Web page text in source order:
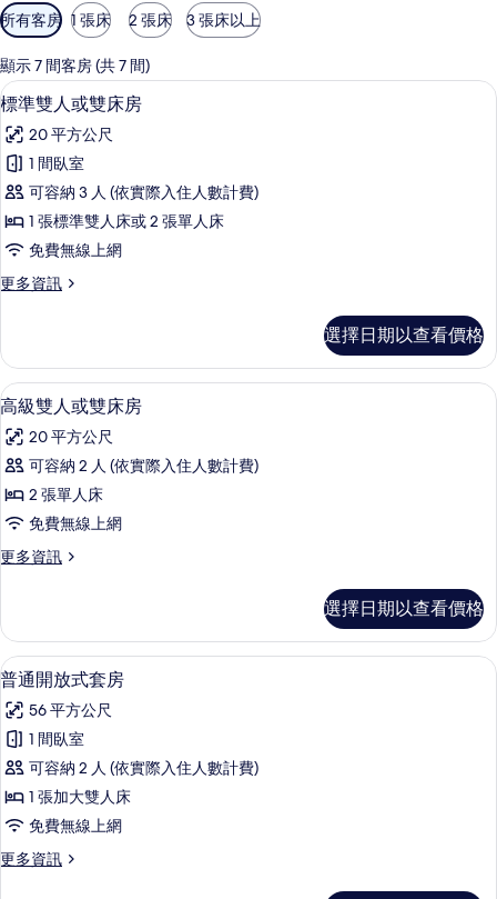
可
用
的
客
房
篩
選
條
所有客房 1 張床 2 張床 3 張床以上
顯示 7 間客房 (共 7 間)
顯
示
標
準
雙
人
雙
房
的
所
有
相
片
標準雙人或雙床房 | 迷你吧、客房內
6
標準雙人或雙床房
20 平方公尺
1 間臥室
可容納 3 人 (依實際入住人數計費)
1 張標準雙人床或 2 張單人床
免費無線上網
更多資訊
更
雙
人
或
床
房
詳
情
選擇日期以查看價格
顯
示
高
級
雙
或
床
房
的
所
有
相
片
高級雙人或雙床房 | 迷你吧、客房內
5
高級雙人或雙床房
20 平方公尺
可容納 2 人 (依實際入住人數計費)
2 張單人床
免費無線上網
更多資訊
更
雙
人
或
雙
床
房
的
詳
情
選擇日期以查看價格
顯
示
普
通
開
放
套
普通開放式套房 | 迷你吧、客房內保
5
普通開放式套房
56 平方公尺
1 間臥室
可容納 2 人 (依實際入住人數計費)
1 張加大雙人床
免費無線上網
更多資訊
更